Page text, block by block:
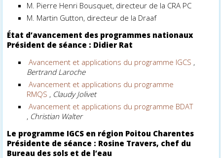
M. Pierre Henri Bousquet, directeur de la CRA PC
M. Martin Gutton, directeur de la Draaf
État d’avancement des programmes nationaux
Président de séance : Didier Rat
Avancement et applications du programme IGCS ,
Bertrand Laroche
Avancement et applications du programme
RMQS , Claudy Jolivet
Avancement et applications du programme BDAT
, Christian Walter
Le programme IGCS en région Poitou Charentes
Présidente de séance : Rosine Travers, chef du
Bureau des sols et de l’eau